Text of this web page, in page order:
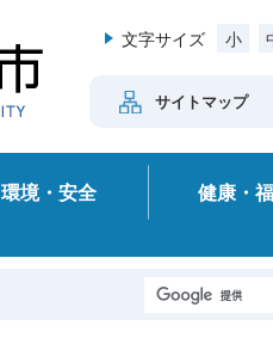
文字サイズ 小
サイトマップ
環境・安全 健康・